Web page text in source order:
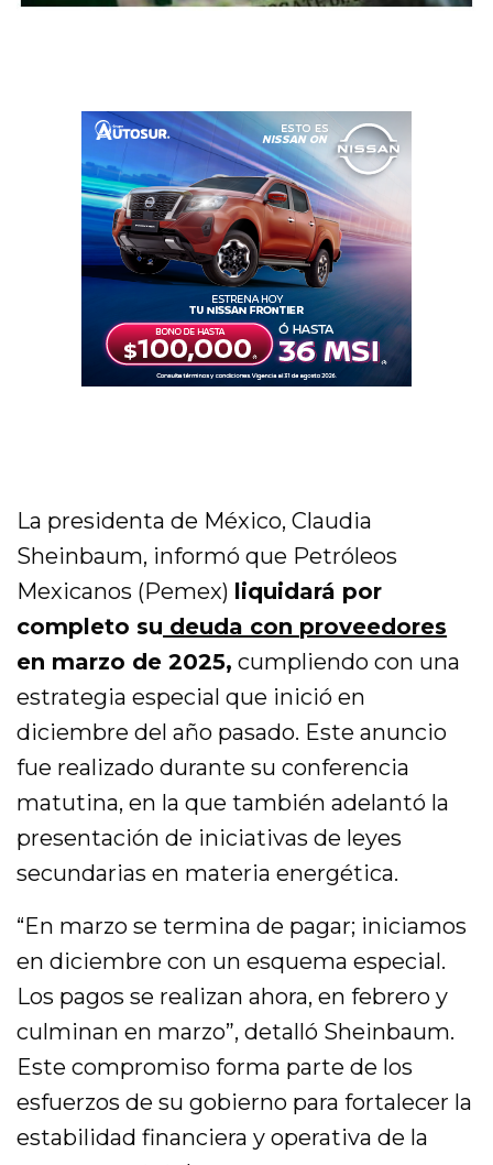
La presidenta de México, Claudia
Sheinbaum, informó que Petróleos
Mexicanos (Pemex) liquidará por
completo su deuda con proveedores
en marzo de 2025, cumpliendo con una
estrategia especial que inició en
diciembre del año pasado. Este anuncio
fue realizado durante su conferencia
matutina, en la que también adelantó la
presentación de iniciativas de leyes
secundarias en materia energética.
“En marzo se termina de pagar; iniciamos
en diciembre con un esquema especial.
Los pagos se realizan ahora, en febrero y
culminan en marzo”, detalló Sheinbaum.
Este compromiso forma parte de los
esfuerzos de su gobierno para fortalecer la
estabilidad financiera y operativa de la